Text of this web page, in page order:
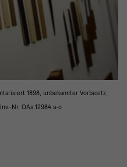
1898, unbekannter Vorbesitz,
Nr. OAs 12984 a-o